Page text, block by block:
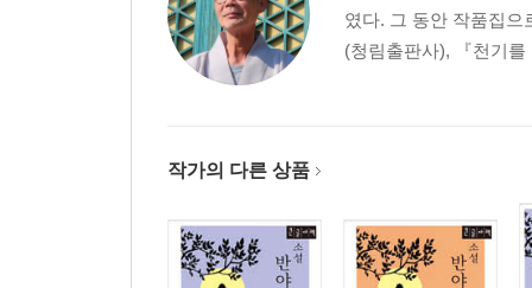
제4장 우리는 바다로 가기로 했다
적심대, 달을 베어먹는 스님‥113 | 요산자(樂山者
오늘이라는 텃밭농사에 대한 사랑‥120
제5장 한갓 깨고 나면 꿈인 것을
당신은 모르실 거야‥143 | 내게도 숨겨진 애인이
한갓 깨고 나면 꿈인 것을 ‥151 | 사람이 부처다
였다. 그 동안 작품집
(청림출판사), 『천기
작가의 다른 상품